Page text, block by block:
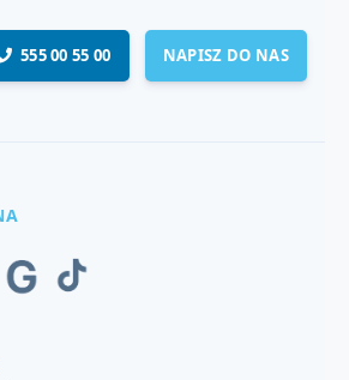
555 00 55 00 NAPISZ DO NAS